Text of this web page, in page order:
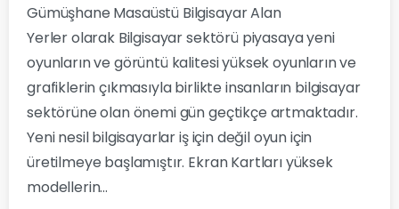
Gümüşhane Masaüstü Bilgisayar Alan
Yerler olarak Bilgisayar sektörü piyasaya yeni
oyunların ve görüntü kalitesi yüksek oyunların ve
grafiklerin çıkmasıyla birlikte insanların bilgisayar
sektörüne olan önemi gün geçtikçe artmaktadır.
Yeni nesil bilgisayarlar iş için değil oyun için
üretilmeye başlamıştır. Ekran Kartları yüksek
modellerin...